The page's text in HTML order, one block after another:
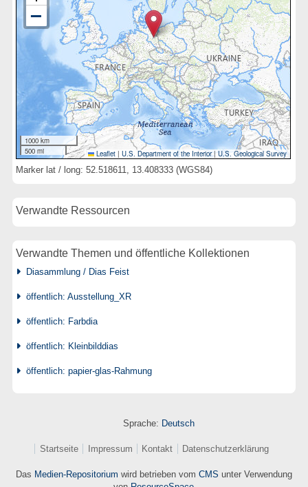
1000 km
500 mi
Leaflet | U.S. Department of the Interior|U.S. Geological Survey
Marker lat / long: 52.518611, 13.408333 (WGS84)
Verwandte Ressourcen
Verwandte Themen und öffentliche Kollektionen
Diasammlung / Dias Feist
öffentlich: Ausstellung_XR
öffentlich: Farbdia
öffentlich: Kleinbilddias
öffentlich: papier-glas-Rahmung
Sprache: Deutsch
Startseite Impressum Kontakt Datenschutzerklärung
Das Medien-Repositorium wird betrieben vom CMS unter Verwendung